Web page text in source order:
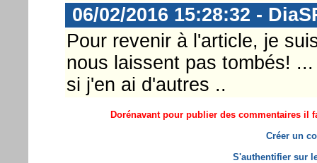
06/02/2016 15:28:32 -
Pour revenir à l'article, je
nous laissent pas tombés!
si j'en ai d'autres ..
Dorénavant pour publier des commentaires il
Créer un
S'authentifier sur